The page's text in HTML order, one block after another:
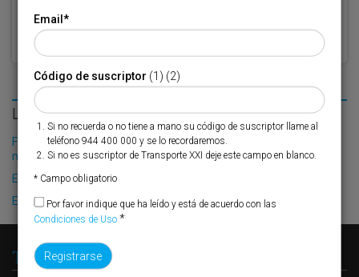
LO MÁS LEÍDO
Fribasa refuerza su logística con la puesta en marcha de una
nueva base en Vizcaya
El Puerto de Valencia crecerá en oferta ro-pax
El Puerto de Bilbao se enchufa al futuro
Transporte XXI
Email*
Código de suscriptor (1) (2)
Si no recuerda o no tiene a mano su código de suscriptor llame al
teléfono 944 400 000 y se lo recordaremos.
Si no es suscriptor de Transporte XXI deje este campo en blanco.
* Campo obligatorio
Por favor indique que ha leído y está de acuerdo con las
Condiciones de Uso *